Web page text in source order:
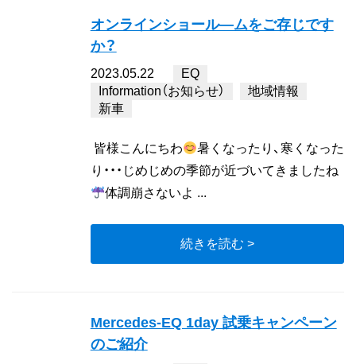
オンラインショール―ムをご存じです
か？
2023.05.22
EQ
Information（お知らせ）
地域情報
新車
皆様こんにちわ
暑くなったり、寒くなった
り・・・じめじめの季節が近づいてきましたね
体調崩さないよ ...
続きを読む >
Mercedes-EQ 1day 試乗キャンペーン
のご紹介